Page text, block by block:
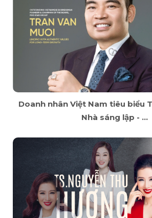
Doanh nhân Việt Nam tiêu biểu
Nhà sáng lập - ...